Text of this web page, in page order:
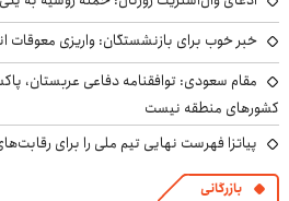
خبر خوب برای بازنشستگان: واریزی معوقات
مقام سعودی: توافقنامه دفاعی عربستان،
کشورهای منطقه نیست
پیاتزا فهرست نهایی تیم ملی را برای
بازرگانی